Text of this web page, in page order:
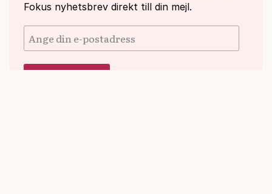
Fokus nyhetsbrev direkt till din mejl.